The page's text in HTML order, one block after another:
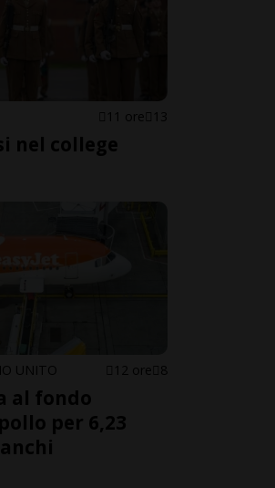
11 ore 13
nel college
UNITO 12 ore 8
al fondo
per 6,23